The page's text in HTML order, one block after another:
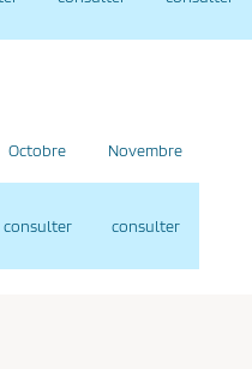
Octobre
consulter
Novembre
consulter